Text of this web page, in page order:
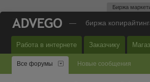
Биржа
— биржа
Работа в интернете Заказчику
Все форумы Новые сообщения